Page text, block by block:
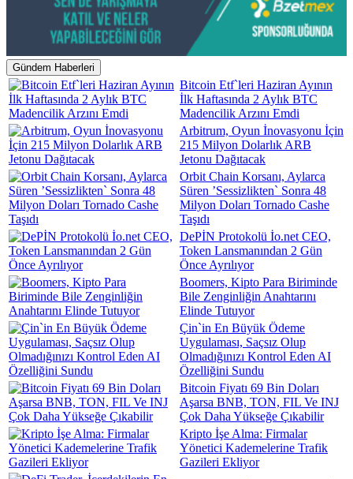
Gündem Haberleri
Bitcoin Etf`leri Haziran Ayının
İlk Haftasında 2 Aylık BTC
Madencilik Arzını Emdi
Arbitrum, Oyun İnovasyonu İçin
215 Milyon Dolarlık ARB
Jetonu Dağıtacak
Orbit Chain Korsanı, Aylarca
Süren ’Sessizlikten` Sonra 48
Milyon Doları Tornado Cashe
Taşıdı
DePİN Protokolü İo.net CEO,
Token Lansmanından 2 Gün
Önce Ayrılıyor
Boomers, Kipto Para Biriminde
Bile Zenginliğin Anahtarını
Elinde Tutuyor
Çin`in En Büyük Ödeme
Uygulaması, Saçsız Olup
Olmadığınızı Kontrol Eden AI
Özelliğini Sundu
Bitcoin Fiyatı 69 Bin Doları
Aşarsa BNB, TON, FIL Ve INJ
Çok Daha Yükseğe Çıkabilir
Kripto İşe Alma: Firmalar
Yönetici Kademelerine Trafik
Gazileri Ekliyor